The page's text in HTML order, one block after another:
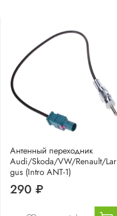
Антенный переходник
Audi/Skoda/VW/Renault/Lar
gus (Intro ANT-1)
290 ₽